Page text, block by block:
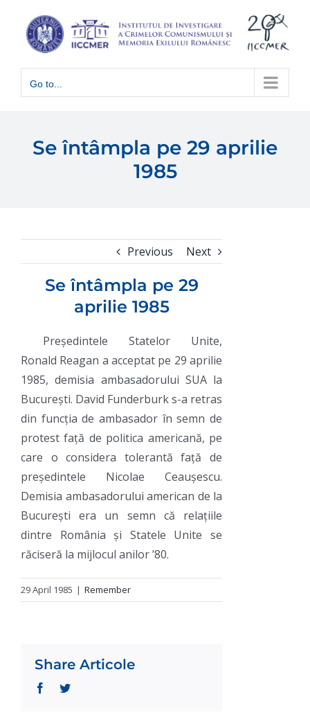
content
Go to...
Se întâmpla pe 29 aprilie
1985
Previous Next
Se întâmpla pe 29
aprilie 1985
Președintele Statelor Unite,
Ronald Reagan a acceptat pe 29 aprilie
1985, demisia ambasadorului SUA la
București. David Funderburk s-a retras
din funcția de ambasador în semn de
protest față de politica americană, pe
care o considera tolerantă față de
președintele Nicolae Ceaușescu.
Demisia ambasadorului american de la
București era un semn că relațiile
dintre România și Statele Unite se
răciseră la mijlocul anilor ’80.
29 April 1985 | Remember
Share Articole
FacebookTwitter